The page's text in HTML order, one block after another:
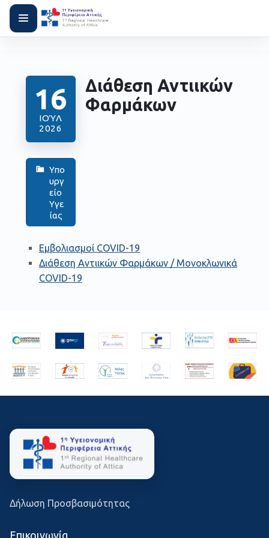
16
ΙΟΎΛ
2026
Υπο
υργ
είο
Υγε
ίας
Διάθεση Αντιικών
Φαρμάκων
Εμβολιασμοί COVID-19
Διάθεση Αντιικών Φαρμάκων / Μονοκλωνικά
COVID-19
Δήλωση Προσβασιμότητας
Επικοινωνία